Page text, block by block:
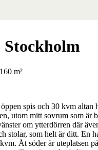
m²
spis och 30 kvm
utom mitt sovrum som är
om ytterdörren där
stolar, som helt är ditt. En
Åt söder är uteplatsen